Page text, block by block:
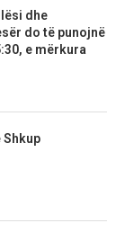
dhe
do të punojnë
e mërkura